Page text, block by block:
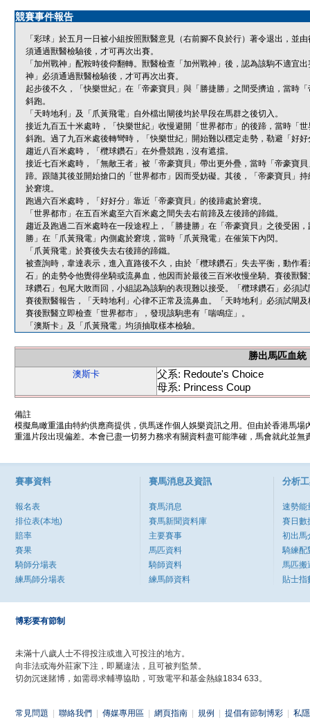
競賽事件報告
「彩球」於五月一日被小組按照獸醫意見（右前腳不良於行）著令退出，並
須通過獸醫檢驗後，才可再次出賽。
「加州戰神」配鞍時後仰翻轉。獸醫檢查「加州戰神」後，認為該駒不適宜
神」必須通過獸醫檢驗後，才可再次出賽。
起步後不久，「快樂世紀」在「帝豪寶貝」與「勝捷勝」之間受擠迫，當時
斜跑。
「天時地利」及「爪黃飛電」自外檔出閘後均於早段在馬群之後切入。
接近九百五十米處時，「快樂世紀」收慢避開「世界都市」的後蹄，當時「
斜跑。過了九百米處後轉彎時，「快樂世紀」開始難以穩定走勢，勒避「好
趨近八百米處時，「欖球鑽石」在外疊競跑，沒有遮擋。
接近七百米處時，「無敵王者」被「帝豪寶貝」帶出更外疊，當時「帝豪寶
蹄。跟隨其後並開始搶口的「世界都市」因而受妨礙。其後，「帝豪寶貝」
於窘境。
跑過六百米處時，「好好分」靠近「帝豪寶貝」的後蹄處於窘境。
「世界都市」在五百米處至六百米處之間失去右前蹄及左後蹄的蹄鐵。
趨近及跑過二百米處時在一段途程上，「勝捷勝」在「帝豪寶貝」之後受困
勝」在「爪黃飛電」內側處於窘境，當時「爪黃飛電」在催策下內閃。
「爪黃飛電」於賽後失去右後蹄的蹄鐵。
被查詢時，韋達表示，進入直路後不久，由於「欖球鑽石」失去平衡，動作
石」的走勢令他覺得坐騎或流鼻血，他因而於最後三百米收慢坐騎。賽後獸
球鑽石」包尾大敗而回，小組認為該駒的表現難以接受。「欖球鑽石」必須
賽後獸醫報告，「天時地利」心律不正常及流鼻血。「天時地利」必須試閘
賽後獸醫立即檢查「世界都市」，發現該駒患有「喘鳴症」。
「澳斯卡」及「爪黃飛電」均須抽取樣本檢驗。
勝出馬匹血統
澳斯卡
父系: Redoute's Choice
母系: Princess Coup
備註
模擬鳥瞰重溫由特約供應商提供，供馬迷作個人娛樂資訊之用。但由於香港馬
重溫片段出現偏差。本會已盡一切努力務求有關資料盡可能準確，馬會就此並
賽事資料
報名表
排位表(本地)
賠率
賽果
騎師分場表
練馬師分場表
賽馬消息及資訊
賽馬消息
賽馬新聞資料庫
主要賽事
馬匹資料
騎師資料
練馬師資料
分析
速勢能
賽日數
初出馬
騎練配
馬匹搬
貼士指
博彩要有節制
未滿十八歲人士不得投注或進入可投注的地方。
向非法或海外莊家下注，即屬違法，且可被判監禁。
切勿沉迷賭博，如需尋求輔導協助，可致電平和基金熱線1834 633。
常見問題 聯絡我們 傳媒專用區 網頁指南 規例 提倡有節制博彩 私